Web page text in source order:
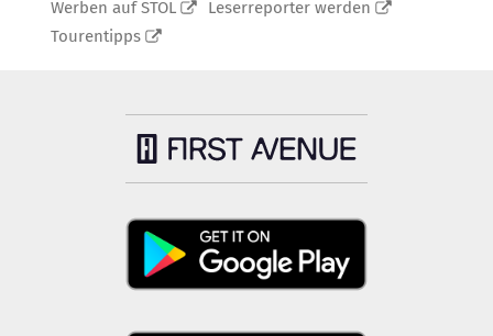
Werben auf STOL
Leserreporter werden
Tourentipps